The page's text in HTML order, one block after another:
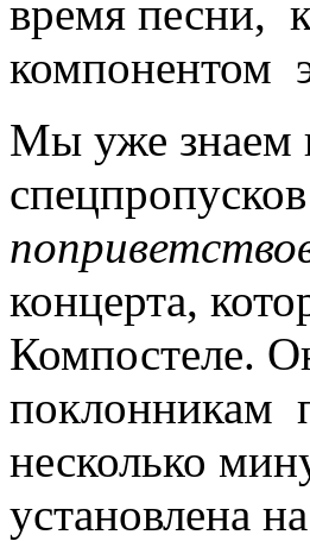
время песни,
компонентом
Мы уже знаем
спецпропусков
концерта,
Компостеле.
поклонникам
несколько
установлена